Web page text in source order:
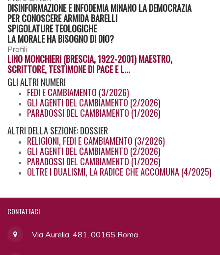
DISINFORMAZIONE E INFODEMIA MINANO LA DEMOCRAZIA
PER CONOSCERE ARMIDA BARELLI
SPIGOLATURE TEOLOGICHE
LA MORALE HA BISOGNO DI DIO?
Profili
LINO MONCHIERI (BRESCIA, 1922-2001) MAESTRO,
SCRITTORE, TESTIMONE DI PACE E L...
GLIALTRI NUMERI
FEDI E CAMBIAMENTO (3/2026)
GLI AGENTI DEL CAMBIAMENTO (2/2026)
PARADOSSI DEL CAMBIAMENTO (1/2026)
ALTRI DELLA SEZIONE: DOSSIER
RELIGIONI, FEDI E CAMBIAMENTO (3/2026)
GLI AGENTI DEL CAMBIAMENTO (2/2026)
PARADOSSI DEL CAMBIAMENTO (1/2026)
OLTRE I DUALISMI, LA RADICE CHE ACCOMUNA (4/2025)
CONTATTACI
Via Aurelia, 481, 00165 Roma